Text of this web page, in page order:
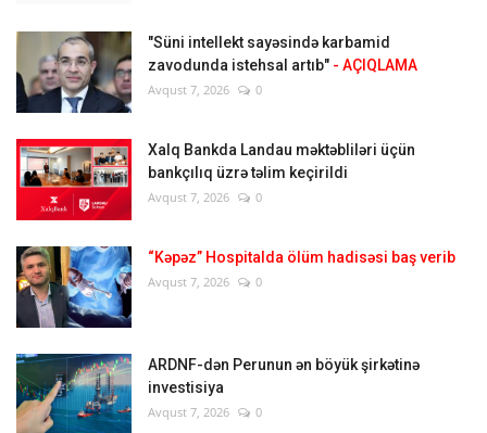
"Süni intellekt sayəsində karbamid
zavodunda istehsal artıb" - AÇIQLAMA
Avqust 7, 2026 0
Xalq Bankda Landau məktəbliləri üçün
bankçılıq üzrə təlim keçirildi
Avqust 7, 2026 0
“Kəpəz” Hospitalda ölüm hadisəsi baş verib
Avqust 7, 2026 0
ARDNF-dən Perunun ən böyük şirkətinə
investisiya
Avqust 7, 2026 0